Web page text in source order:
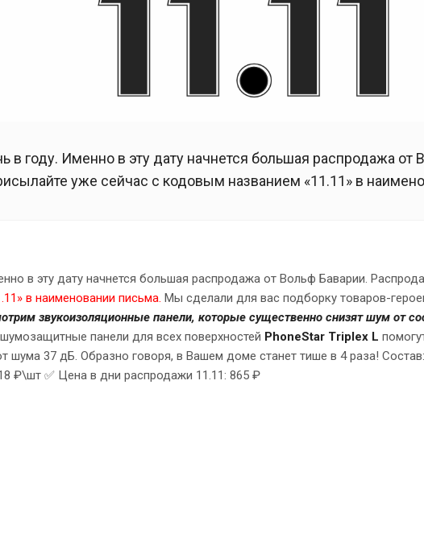
в году. Именно в эту дату начнется большая распродажа
уже сейчас с кодовым названием «11.11» в
в эту дату начнется большая распродажа от Вольф Баварии.
в наименовании письма. Мы сделали для вас подборку товаров-
звукоизоляционные панели, которые существенно снизят шум от
панели для всех поверхностей PhoneStar Triplex L
шума 37 дБ. Образно говоря, в Вашем доме станет тише в 4 раза!
₽\шт ✅ Цена в дни распродажи 11.11: 865 ₽